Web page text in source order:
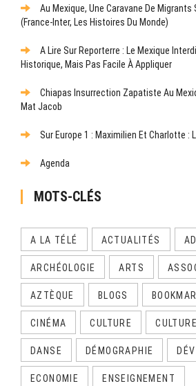
Au Mexique, Une Caravane De Migrants
(France-Inter, Les Histoires Du Monde)
A Lire Sur Reporterre : Le Mexique
Historique, Mais Pas Facile À Appliquer
Chiapas Insurrection Zapatiste Au
Mat Jacob
Sur Europe 1 : Maximilien Et Charlotte :
Agenda
MOTS-CLÉS
A LA TÉLÉ ACTUALITÉS
ARCHÉOLOGIE ARTS
AZTÈQUE BLOGS
CINÉMA CULTURE
DANSE DÉMOGRAPHIE
ECONOMIE ENSEIGNEMENT